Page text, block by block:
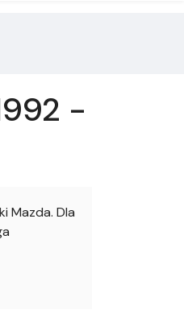
-
Mazda. Dla